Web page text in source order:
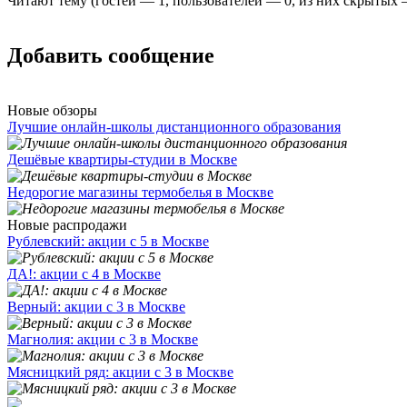
Добавить сообщение
Новые обзоры
Лучшие онлайн-школы дистанционного образования
Дешёвые квартиры-студии в Москве
Недорогие магазины термобелья в Москве
Новые распродажи
Рублевский: акции с 5 в Москве
ДА!: акции с 4 в Москве
Верный: акции с 3 в Москве
Магнолия: акции с 3 в Москве
Мясницкий ряд: акции с 3 в Москве